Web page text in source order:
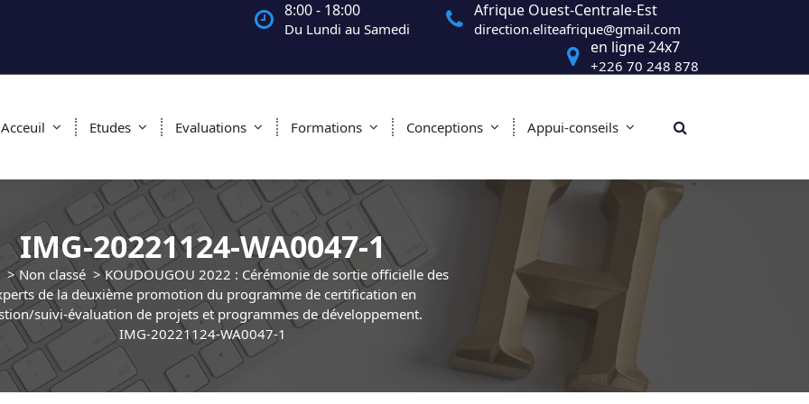
8:00 - 18:00
Du Lundi au Samedi
Afrique Ouest-Centrale-Est
direction.eliteafrique@gmail.com
en ligne 24x7
+226 70 248 878
Acceuil Etudes Evaluations Formations Conceptions Appui-conseils
IMG-20221124-WA0047-1
>Non classé >KOUDOUGOU 2022 : Cérémonie de sortie officielle des
de la deuxième promotion du programme de certification en
suivi-évaluation de projets et programmes de développement.
IMG-20221124-WA0047-1